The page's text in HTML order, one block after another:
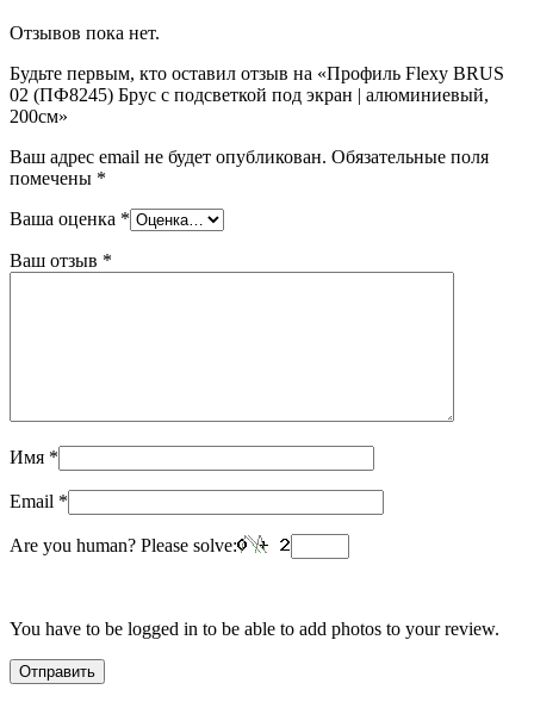
Отзывов пока нет.
Будьте первым, кто оставил отзыв на «Профиль Flexy BRUS
02 (ПФ8245) Брус с подсветкой под экран | алюминиевый,
200см»
Ваш адрес email не будет опубликован. Обязательные поля
помечены *
Ваша оценка *
Ваш отзыв *
Имя *
Email *
Are you human? Please solve:
You have to be logged in to be able to add photos to your review.